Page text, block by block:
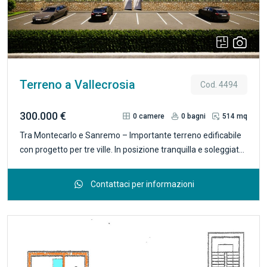
Terreno a Vallecrosia Cod. 4494
300.000 € 0camere 0 bagni 514 mq
Tra Montecarlo e Sanremo – Importante terreno edificabile
con progetto per tre ville. In posizione tranquilla e soleggiata,
Bordighera, proponiamo in esclusiva un ampio terreno
fase di approvazione — prevede la realizzazione di tre
eleganti ville residenziali: due ville di circa 175 mq ciascuna
sul lato ponente; una villa di circa 120 mq sul lato levante,
con autorimessa sottostante. Le abitazioni, attualmente
Contattaci per informazioni